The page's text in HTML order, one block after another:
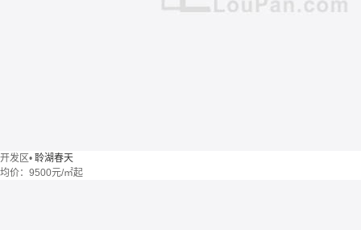
开发区• 聆湖春天
均价： 9500元/㎡起